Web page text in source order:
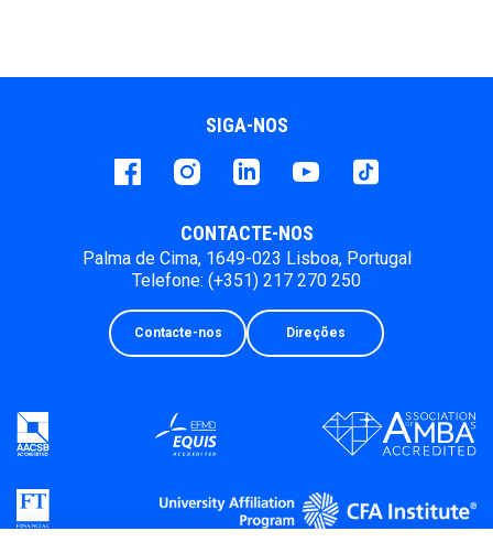
SIGA-NOS
FacebookinstagramLinkedInYoutube Tiktok
CONTACTE-NOS
Palma de Cima, 1649-023 Lisboa, Portugal
Telefone: (+351) 217 270 250
Contacte-nos Direções